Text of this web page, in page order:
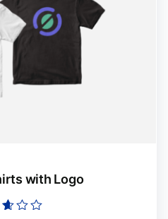
with Logo